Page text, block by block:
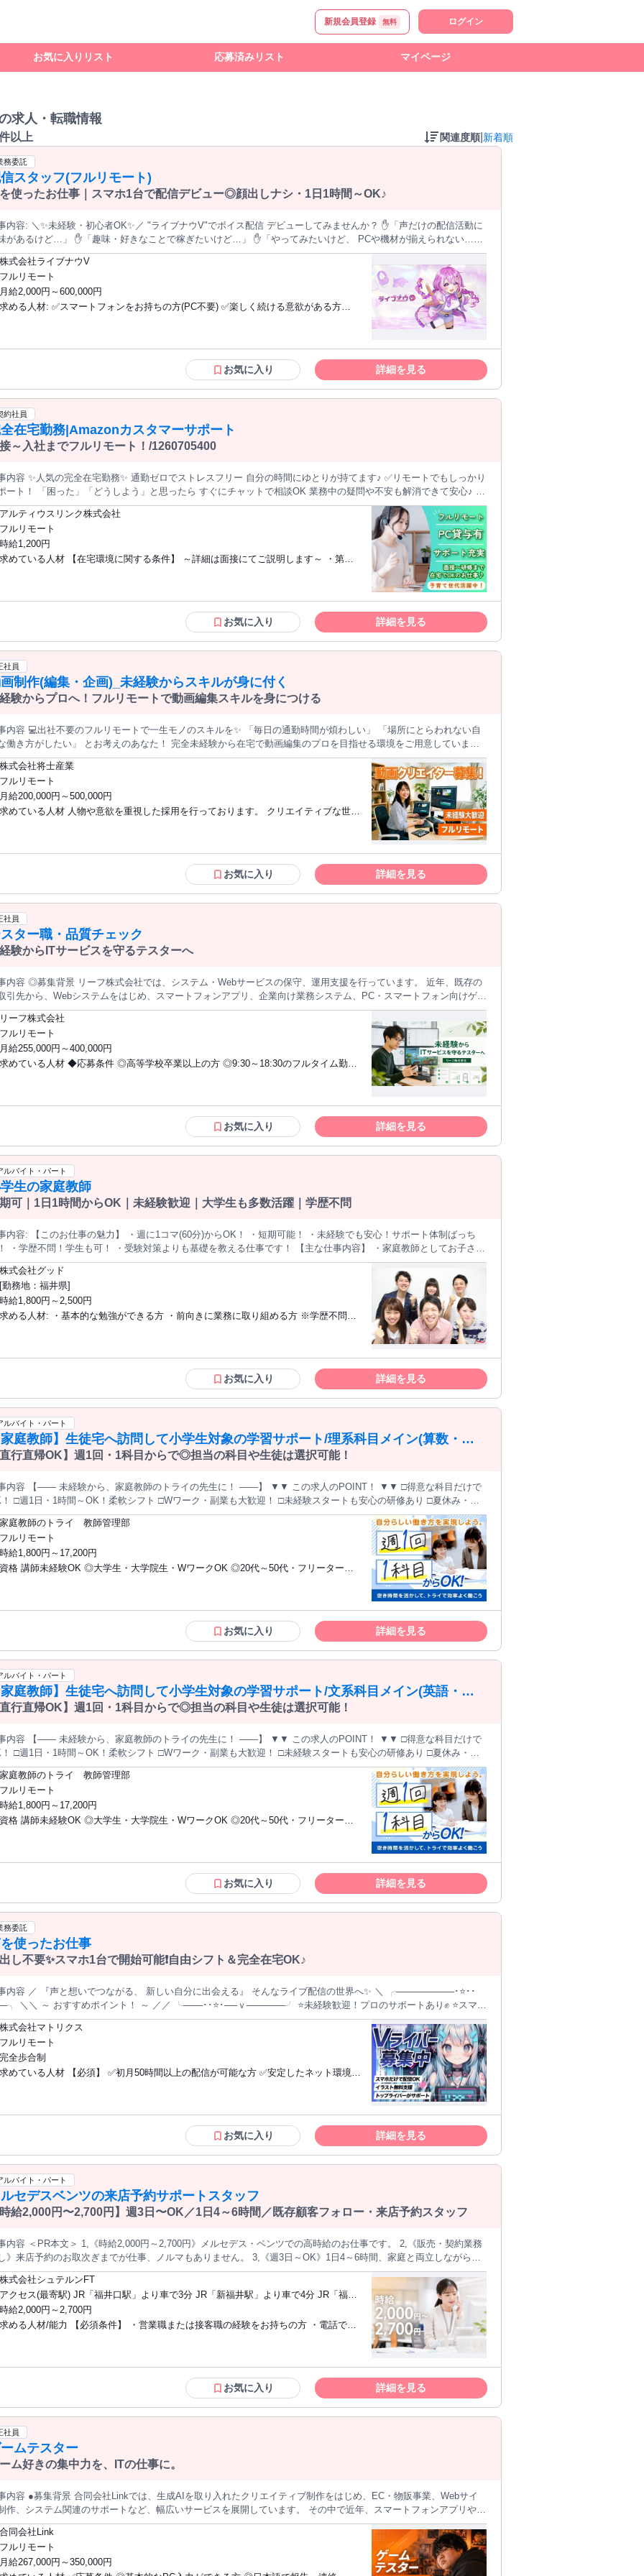
新規会員登録 無料 ログイン
お気に入りリスト 応募済みリスト マイページ
求人・転職情報
以上 関連度順 新着順
務委託
スタッフ(フルリモート)
使ったお仕事｜スマホ1台で配信デビュー◎顔出しナシ・1日1時間～OK♪
ブナウV"でボイス配信 デビューしてみませんか？ ✋「声だけの配信活動に
「趣味・好きなことで稼ぎたいけど…」 ✋「やってみたいけど、 PCや機材が揃えられない…」
と一歩が踏み出せないあなたへ。 誰かの「推し」になるのは、 特別な人だけじゃない。 あなたの“声”や“想
かの毎日を明るくします。 一緒に、あなたらしい配信を 始めてみませんか？ まずはお気軽にお問い合わせ
・✦✦・┈┈┈┈┈ ・✦ ⚡⸜⸜ スマホ1台＆自宅で完結❗ ⸝⸝⚡
✅顔出し不要・ボイスOnly 声だけで活動するお仕事♬ ✅スマホ1台でスタート可
どこでもOKの完全在宅ワーク♪ ✅週1〜、1時間〜シフト自由◎ 副業・Wワークや学業とも両立可能！ ✅成果
といった初期コストは 一切ナシ、費用0円でスタート◎ 事前に必要な知識のレクチャー
信デビューも可能です◎ ✦・┈┈┈┈┈ ・✦✦・┈┈┈┈┈ ・✦
株式会社ライブナウV
フルリモート
月給2,000円～600,000円
求める人材: ✅スマートフォンをお持ちの方(PC不要) ✅楽しく続ける意欲がある方
｡.ꕤ‿ꕤ.｡｡.ꕤ‿ꕤ.｡｡.ꕤ‿ꕤ.｡｡.ꕤ‿ꕤ.｡｡.ꕤ‿ꕤ.｡ ☘フリーターOK ☘主婦・主夫OK ☘大
学生OK ☘副業・WワークOK ☘学歴・経験不問 ☘未経験者歓迎 ☘経験者歓迎 「配信
にチャレンジしたい」 応募理由はそれだけでOK♪ どうぞお気軽にご応募ください！
｡.ꕤ‿ꕤ.｡｡.ꕤ‿ꕤ.｡｡.ꕤ‿ꕤ.｡｡.ꕤ‿ꕤ.｡｡.ꕤ‿ꕤ.｡
お気に入り 詳細を見る
約社員
在宅勤務|Amazonカスタマーサポート
～入社までフルリモート！/1260705400
気の完全在宅勤務✨ 通勤ゼロでストレスフリー 自分の時間にゆとりが持てます♪ ✅リモートでもしっかり
ート！ 「困った」「どうしよう」と思ったら すぐにチャットで相談OK 業務中の疑問や不安も解消できて安心♪ ＼
レーターデビュー応援／ 研修・OJT修了後、 お客様対応の独り立ち認定で ギフト券10,000円分支給！ ※支給条件
務手当あり 初めての方も安心してスタート
き、研修も来社不要！ 全てリモートで完結できるので 遠方からの応募も安心♪ 全国ど
ご応募いただけます◎ 【仕事内容】 在宅コールセンターオペレーター！ 大手通販サイト「Amazon」の 問
のカスタマーサービス業務 を請け負っています。当社の従業員として カスタマーサ
✨この仕事が気になったら詳細へGo！
staff/detail/1807.html ★設問回答（主に自宅環境について） ★マイミル登録 ➡基本情報 ➡タイピングテス
きませんのでご注意ください。 ご登録後1次選考を行い次のステップに 進まれる方は面接予約のメールを
・・・・・・・・・・・・・・・・・・・ 【入社日】 9月1日(火)・9月15日(火) 【研修】 座学2週
週間 ・入社初日：9:00-18:00 ・2日目以降：8:50-18:00 ※研修期間中は土日休み（祝日は研修あり） ※座学参
同時給） ＜こんな経験が活かせる＞ ・販売 ・接客 ・テレフォンアポインター ・データ入力 ・テレフ
オペレーター ・テレアポスタッフ ・事務パート
アルティウスリンク株式会社
フルリモート
時給1,200円
求めている人材 【在宅環境に関する条件】 ～詳細は面接にてご説明します～ ・第三
スマートウォッチ/カメラ 等記憶媒体は業務スペースに持ち込まない ・有線でネット
【PC基本操作ができる方】 ・話しながらコピーや貼り付けができる ・複数タブ、ア
プリ等の操作に慣れている ・操作方法を見たり、聞いたりして操作できる ・PC再起
動、キャッシュのクリアなど PCのトラブルシューティングに対応できる 【応募条
件】 ・入社＆研修日に参加できる方 ・経験不問 ・ブランク歓迎 ・定年制度あり ・午
後10時～午前5時までは深夜業のため 18歳以上の応募のみ
お気に入り 詳細を見る
社員
制作(編集・企画)_未経験からスキルが身に付く
験からプロへ！フルリモートで動画編集スキルを身につける
内容 💻出社不要のフルリモートで一生モノのスキルを✨ 「毎日の通勤時間が煩わしい」 「場所にとらわれない自
方がしたい」 とお考えのあなた！ 完全未経験から在宅で動画編集のプロを目指せる環境をご用意していま
120本もの充実した研修動画と先輩たちの手厚いサポートがあるため、「何から始めればいいかわからない」とい
も安心してクリエイターへの第一歩を踏み出せます。 【具体的な業務内容】 映像制作の基礎をしっかりと学ん
、チームの一員として以下の業務をお任せします。 ✅️YouTubeやTikTokなどのSNS向けショート動画の編集業務 ✅️
向けブランディング動画の制作補助 ✅️自社オリジナル動画の企画および運用サポート 【未経験からプロになる3ス
プ】 🔰基礎学習の徹底 代表直伝の研修動画120本を活用し、ご自宅でいつでも自分のペースで学べます。 🔰安心
実務スタート 先輩のフォロー体制のもと簡単な編集から始められるため、わからないことはすぐに解消できます。
ディレクターへの道 技術を磨いた後は、企画から運用まで幅広い業務を担当するプロフェッショナルへと成長できま
株式会社将士産業
フルリモート
月給200,000円～500,000円
求めている人材 人物や意欲を重視した採用を行っております。 クリエイティブな世界
る手に職をつけたい方 ⭕️新しいツールや技術を吸収することが好きな方 ⭕️フルリモー
ト環境において自己管理を徹底できる方 ⭕️チームメンバーと前向きにコミュニケーシ
お気に入り 詳細を見る
社員
ター職・品質チェック
験からITサービスを守るテスターへ
リーフ株式会社では、システム・Webサービスの保守、運用支援を行っています。 近年、既存の
引先から、Webシステムをはじめ、スマートフォンアプリ、企業向け業務システム、PC・スマートフォン向けゲー
の動作確認や品質チェックに関するご依頼が増えています。 今後の受注拡大とサポート体制の強化に向けて、シ
やアプリのテスト業務を担当する正社員を募集中です。 IT業界での経験や専門知識、プログラミング経験は問い
スをよく利用する」 「ゲームやデジタルコンテンツに興味がある」 「決めら
順でコツコツ進めることが得意」 「細かな違いや変化によく気づく」 そんな方が、IT業界への第一歩を踏み出
◎仕事内容 システム、Webサービス、スマートフォンアプリ、ゲームなどを実際に操作し、仕様
営業履歴を管理するCRMシステム ・売上、経費、入出金などを管理する会計システム ・商品の受注、発注、在庫
管理するシステム ・勤怠管理、給与計算、社内申請などの業務システム ・予約管理、決済、POSレジ関連システム
企業や店舗が利用するWebサービス ・スマートフォン向けアプリ ・PC、スマートフォン向けゲーム ・新しく追加さ
新後のサービス など ◆具体的な業務 ・仕様書やチェックリストの確認 ・指定された手順でのシステム、
が正しく行われるかの確認 ・入力した情報が正しく反映されるかのチェック ・計算結果や帳票に誤りがないかの
・異なる端末やブラウザでの表示確認 ・ゲーム内の画面、音声、操作性、進行状況のチェック ・エラーや不具合
録 ・確認結果のデータ入力、レポート作成 ・担当者や開発メンバーへの結果共有 ・修正された箇所の再チェック
検索できるか」 「営業履歴や対応内容が正しく表示されるか」 ◆会計・業務システム 「入力した金額が正しく
されるか」 「売上や経費が指定された項目へ反映されるか」 「帳票や一覧表が正しい内容で出力されるか」
ービス・スマートフォンアプリ 「ボタンを押すと指定された画面へ移動するか」 「文字や画像が崩れずに表
れるか」 「入力した内容が正しく登録、保存されるか」 「端末やブラウザが変わっても正常に利用できるか」 ◆
タルコンテンツ 「決められた操作で正常に進行するか」 「キャラクターやアイテムが仕様どおりに動く
「画面が停止したり強制終了したりしないか」 「映像や音声のタイミングにずれがないか」 サービスの種類は異
ますが、基本となるのは「決められた条件で操作し、想定どおりに動くかを確認すること」です。 ゲームを自由に
イするだけの仕事ではありません。小さな違和感や不具合を見つけ、利用者が安心してサービスを使える状態を支
など、少しずつ担当できる業務を増やしていきます。 分からないことを確認しながら進められるため、未経験の
に仕事を覚えられます。 ◎この仕事のポイント ◆未経験からIT業界に挑戦できる ◆プログラミング経験が
ても始められる ◆ゲームから業務システムまで幅広く関われる ◆チェック項目や手順が決められた業務が中心 ◆
本的なPCスキルやIT知識が身につく ◆品質管理やシステム運用につながる経験を積める
リーフ株式会社
フルリモート
月給255,000円～400,000円
求めている人材 ◆応募条件 ◎高等学校卒業以上の方 ◎9:30～18:30のフルタイム勤務
を守れる方 ◎新しいシステムや業務知識を前向きに学べる方 ◎業務に使用できる安定
ンアプリに興味がある方 ◇Webサービスや業務システムを日常的に利用する方 ◇同じ
確認作業にも丁寧に取り組める方 ◇文字、数字、画面表示などの小さな違いに気づけ
る方 ◇一人で集中する作業と、チームでの連携を両立できる方 ◇分からないことをそ
のままにせず質問できる方 ◇チャットやWeb会議で報告・相談ができる方 ◇接客中心
ではなく、PCを使用する仕事に興味がある方 ◇未経験からIT分野の正社員を目指した
職未経験の方 ◇第二新卒、既卒の方 ◇フリーターから正社員を目指している方 ◇初
めて転職する方 ◇オフィスワークやリモートワークが初めての方 ◇ゲーム、PC、ス
マートフォンアプリが好きな方 ◇CRM、会計、勤怠管理などの業務システムを使用し
た経験がある方 ◇Uターン・Iターンを希望する方
お気に入り 詳細を見る
ルバイト・パート
生の家庭教師
可｜1日1時間からOK｜未経験歓迎｜大学生も多数活躍｜学歴不問
マ(60分)からOK！ ・短期可能！ ・未経験でも安心！サポート体制ばっち
・学歴不問！学生も可！ ・受験対策よりも基礎を教える仕事です！ 【主な仕事内容】 ・家庭教師としてお子さん
サポート ・家庭教師会社への報告・連絡・相談 =============================================
生を対象としたお子さんへの家庭教師のお仕事です。 お子さんの苦手科目の基礎を中心として指導していきます。
が得意ではない生徒さんに勉強の基礎を丁寧に教えるお仕事です。 できないところのフォローという形での家庭教
プロ家庭教師ではないので、 家庭教師が未経験でも安心！！
【募集教科の選択肢一覧】 国語、算数、理科、社会、英
現代文、古文、漢文、数学、地学、物理、生物、化学、歴史(日本史・世界史)、地理、現代社会、倫理、政治経済な
株式会社グッド
[勤務地：福井県]
時給1,800円～2,500円
求める人材: ・基本的な勉強ができる方 ・前向きに業務に取り組める方 ※学歴不問で
・経験者歓迎 ・高校卒業 ・現役大学生歓迎 ・4年制大学卒以上の方 ・新社会人 ・社
会人 ・副業・複業をお探しの方 ・ダブルワークしたい方 など 【求める人物像】 人
経験がある大学生、試験監督、塾講師、英語講師、教員を目指している方、英語を使
えるアルバイト、英会話講師、インストラクター、学習塾講師、予備校講師、個別指
導塾、教員免許取得者、英語教師、子供英会話講師、チューターなど教育関係に興味
のある方が活躍中！ その他、アルバイト・パートが初めての方、大学生歓迎のアルバ
されている方も歓迎！
お気に入り 詳細を見る
ルバイト・パート
家庭教師】生徒宅へ訪問して小学生対象の学習サポート/理系科目メイン(算数・理
など)
直行直帰OK】週1回・1科目からで◎担当の科目や生徒は選択可能！
内容 【―― 未経験から、家庭教師のトライの先生に！ ――】 ▼▼ この求人のPOINT！ ▼▼ □得意な科目だけで
□週1日・1時間～OK！柔軟シフト □Wワーク・副業も大歓迎！ □未経験スタートも安心の研修あり □夏休み・冬
ど短期集中も歓迎 □『個別教室のトライ』とのハイブリッド勤務も可能！ 得意分野の知識と経験を、トライで活
ませんか？ ￣￣￣￣￣￣￣￣￣￣￣￣￣￣￣ 「指導経験は無いけれど大丈夫かな…？」 そんな方も、大歓迎！ 教
のは得意科目だけでOK！ コツや進め方は事前研修でレクチャーいたします。 また、生徒専属の"教育プランナ
が、 指導に必要なカリキュラムの用意や、 各家庭のフォローアップをサポートします。 授業は"完全マンツーマ
公式を覚える、単語を丸暗記するだけじゃなく、 「どうしてそうなるの？」を一緒に考える時間です。 あなたの
教師のトライ』の先生として、小学生への教科指導をお願いします 。 教室へ寄る手間はなく、生徒さんの家へ「直
直帰」できるのが家庭教師のポイントです。 移動の負担が少ない分、学校帰りや仕事帰りなどのスキマ時間をその
対策をしたい」といった学習面の希望はもちろん、 なかには「集団生活が少し苦手」「自分のペースで勉強を進めた
というお子さんもいます 。 生徒さんと信頼関係を築きながら、状況に合わせた学習のサポートをお願いします。
ら、 生徒さんがリラックスして学べる雰囲気を作ってあげてください。 ＼ 得意科目だけでOK！ ／ ￣￣￣￣￣
￣￣￣￣￣￣ 算数・国語・英語など、あなたの得意科目から担当OK！ ■ 一人ひとりに合わせたオーダーメイドの
業 ・学校の予習・復習やテスト対策 ・苦手なところをじっくり克服する指導 ・季節講習での短期集中指導 生徒さん
りで頑張るイメージがあるかもしれませんが、トライには先生専属の教育プランナーがいます。 指導プラン作成や
庭とのやり取り、困った時のフォローはプランナーが引き受けるので、あなたは目の前の生徒さんに集中できる環
1日1時間～OK ―――――】 ・平日の夕方に1コマだけ ・土日にまとめて働きたい ・
みはガッツリ入りたい！ ・テスト期間はシフトを減らしたい など、働き方の希望も柔軟に対応！ ◎自分のペース
ます！ 【――――― 未経験でも安心スタート！ ―――――】 ■サポート内容いろいろ ・指導前に事前
あり！ ・教材やマニュアルはトライが用意 ・コミュニケーションのコツも研修で学べる ・困ったときは教育プラ
に相談OK ◎未経験からでも安心して始められる環境です！ ■安心のサポート体制！ 家庭教師のトライには、教
は別に「教育プランナー」が在籍。 各家庭を訪問する先生たちをフォローしています。 授業の進め方や保護者対
わず活躍中！ 現役の大学生や大学院生、社会人、主婦、シニアなど様々な年代の方が活躍中です！ 大学生・大学院
なので、 主婦（夫）さんや副業をお探しの社会人の方も柔軟に働くことのできる環境です。 テストや部活・サーク
のスケジュールに合わせて働けるので忙しい学生の方でも安心してください！ 家庭教師の生徒さんをご紹介出来ない
でも、近隣の「個別教室のトライ」で同じように働くことも可能です◎
家庭教師のトライ 教師管理部
フルリモート
時給1,800円～17,200円
資格 講師未経験OK ◎大学生・大学院生・WワークOK ◎20代～50代・フリーター・
して働きたい方 ＼ こんな方、ぜひ！ ／ ￣￣￣￣￣￣￣￣￣￣￣ ・得意科目・分野を
活かして働きたい ・大学受験の知識を活かして働きたい ・人に教えることや、話すこ
とが好き ・誰かに喜んでもらえる仕事がしたい ・完全在宅でできるバイトがいい
お気に入り 詳細を見る
ルバイト・パート
家庭教師】生徒宅へ訪問して小学生対象の学習サポート/文系科目メイン(英語・国
など)
直行直帰OK】週1回・1科目からで◎担当の科目や生徒は選択可能！
内容 【―― 未経験から、家庭教師のトライの先生に！ ――】 ▼▼ この求人のPOINT！ ▼▼ □得意な科目だけで
□週1日・1時間～OK！柔軟シフト □Wワーク・副業も大歓迎！ □未経験スタートも安心の研修あり □夏休み・冬
ど短期集中も歓迎 □『個別教室のトライ』とのハイブリッド勤務も可能！ 得意分野の知識と経験を、トライで活
ませんか？ ￣￣￣￣￣￣￣￣￣￣￣￣￣￣￣ 「指導経験は無いけれど大丈夫かな…？」 そんな方も、大歓迎！ 教
のは得意科目だけでOK！ コツや進め方は事前研修でレクチャーいたします。 また、生徒専属の"教育プランナ
が、 指導に必要なカリキュラムの用意や、 各家庭のフォローアップをサポートします。 授業は"完全マンツーマ
公式を覚える、単語を丸暗記するだけじゃなく、 「どうしてそうなるの？」を一緒に考える時間です。 あなたの
教師のトライ』の先生として、小学生への教科指導をお願いします 。 教室へ寄る手間はなく、生徒さんの家へ「直
直帰」できるのが家庭教師のポイントです。 移動の負担が少ない分、学校帰りや仕事帰りなどのスキマ時間をその
対策をしたい」といった学習面の希望はもちろん、 なかには「集団生活が少し苦手」「自分のペースで勉強を進めた
というお子さんもいます 。 生徒さんと信頼関係を築きながら、状況に合わせた学習のサポートをお願いします。
ら、 生徒さんがリラックスして学べる雰囲気を作ってあげてください。 ＼ 得意科目だけでOK！ ／ ￣￣￣￣￣
￣￣￣￣￣ 算数・国語・英語など、あなたの得意科目から担当OK！ ■ 一人ひとりに合わせたオーダーメイドの
・学校の予習・復習やテスト対策 ・苦手なところをじっくり克服する指導 ・季節講習での短期集中指導 生徒さん
りで頑張るイメージがあるかもしれませんが、トライには先生専属の教育プランナーがいます。 指導プラン作成や
庭とのやり取り、困った時のフォローはプランナーが引き受けるので、あなたは目の前の生徒さんに集中できる環
1日1時間～OK ―――――】 ・平日の夕方に1コマだけ ・土日にまとめて働きたい ・
みはガッツリ入りたい！ ・テスト期間はシフトを減らしたい など、働き方の希望も柔軟に対応！ ◎自分のペース
ます！ 【――――― 未経験でも安心スタート！ ―――――】 ■サポート内容いろいろ ・指導前に事前
あり！ ・教材やマニュアルはトライが用意 ・コミュニケーションのコツも研修で学べる ・困ったときは教育プラ
に相談OK ◎未経験からでも安心して始められる環境です！ ■安心のサポート体制！ 家庭教師のトライには、教
は別に「教育プランナー」が在籍。 各家庭を訪問する先生たちをフォローしています。 授業の進め方や保護者対
なので、 主婦（夫）さんや副業をお探しの社会人の方も柔軟に働くことのできる環境です。 テストや部活・サーク
のスケジュールに合わせて働けるので忙しい学生の方でも安心してください！ 家庭教師の生徒さんをご紹介出来ない
でも、近隣の「個別教室のトライ」で同じように働くことも可能です◎
家庭教師のトライ 教師管理部
フルリモート
時給1,800円～17,200円
資格 講師未経験OK ◎大学生・大学院生・WワークOK ◎20代～50代・フリーター・
して働きたい方 ＼ こんな方、ぜひ！ ／ ￣￣￣￣￣￣￣￣￣￣￣ ・得意科目・分野を
活かして働きたい ・大学受験の知識を活かして働きたい ・人に教えることや、話すこ
とが好き ・誰かに喜んでもらえる仕事がしたい ・完全在宅でできるバイトがいい
お気に入り 詳細を見る
務委託
使ったお仕事
し不要✨スマホ1台で開始可能❗自由シフト＆完全在宅OK♪
『声と想いでつながる、 新しい自分に出会える』 そんなライブ配信の世界へ✨ ＼ ╭─────────･⭐･･
＼＼ ～ おすすめポイント！ ～ ／／ ╰───･･⭐･──ｖ──────╯ ⭐未経験歓迎！プロのサポートあり✊ ⭐スマホ
でOK！機材や顔出しも不要 ⭐自由に自宅勤務♪副業・Wワークも◎ ⭐スケジュール自由！1日1時間〜OK ⭐キャラク
アプリも会社が用意♪ ⭐スキルに応じ報酬アップのチャンスも！ ★━━━━━━━━━━━━…‥・・・ ⏩【ど
？】 ●配信アプリ『IRIAM』を使って 自分の声×アバターでライブ配信✨ ●雑談、歌、ASMR、ゲーム実況な
1日1時間でも、ガッツリでもOK！ ⏩【活
ート体制も万全！】 ●1対1の専属マネージャーが付き、 活動方法や配信ノウハウをサポート◎ ●キャラデザイン
株式会社マトリクス
フルリモート
完全歩合制
求めている人材 【必須】 ✅初月50時間以上の配信が可能な方 ✅安定したネット環境＋
いう方 ☘ファンと交流するのが好きな方 ✨あなたの「好き」を武器に、 新しい世界へ
者歓迎 ⏩学歴不問 ⏩学生歓迎 ⏩フリーター歓迎 ⏩ブランクOK ⏩WワークOK（副
業） ⏩男性活躍中 ⏩女性活躍中 ⏩20代・30代活躍中 ――― ⋆⋅☆⋅⋆ ―――― ⋆⋅☆⋅⋆
――― ＜活かせる経験・スキルなど＞ 配信者、Vtuber、ライバー YouTuber、ストリ
ーマー、声優活動 ナレーション、司会、舞台・演劇経験 アイドル活動、アーティスト
活動 カスタマー対応、コールセンター業務 接客・販売スタッフ、イベント司会進行
―――― ⋆⋅☆⋅⋆ ―――
お気に入り 詳細を見る
ルバイト・パート
セデスベンツの来店予約サポートスタッフ
時給2,000円〜2,700円】週3日〜OK／1日4～6時間／既存顧客フォロー・来店予約スタッフ
内容 ＜PR本文＞ 1,《時給2,000円～2,700円》メルセデス・ベンツでの高時給のお仕事です。 2,《販売・契約業務
》来店予約のお取次ぎまでが仕事、ノルマもありません。 3,《週3日～OK》1日4～6時間、家庭と両立しながら働
す。 4,《営業経験者歓迎》保険・住宅・ディーラー・金融・法人営業など、幅広い経験を歓迎します。 5,《ブラン
・主婦(夫)歓迎》子育てが一段落した方も安心してスタートできます。 ＜仕事内容＞ 既存のお客様へのお電話を
て、来店予約の取得を行っていただくお仕事です。車検・点検入庫のお客様や、長期間ご来店のないお客様へのフ
ーが中心となります。 (※新規開拓営業・飛び込み営業・販売契約業務はありません) ▽詳細▽ ・顧客リストの確
既存顧客への電話連絡 ・車検・点検入庫顧客へのフォロー ・長期間ご来店のないお客様へのご案内 ・お客様ニー
仕事」ではなく「つなぐ仕事」。契約や商談は営業スタッフが担当し、ノルマもありません。ブランクのある方でも
ートできます。 ■営業・接客経験がそのまま強みになる 保険営業、住宅営業、ディーラー営業、金融営
、法人営業、百貨店外商など、様々な経験が活かせます。電話でのコミュニケーションが得意な方、高級ブランドに
しい丁寧な対応ができる方に向いています。 ■家庭と両立しやすい高時給パート 週3～5日、1日4～6時間勤務。
2,000円～2,700円で、経験・実績に応じて決定します(月収例：時給2,500円×5時間×月12日勤務＝月収15万円)。
株式会社シュテルンFT
アクセス(最寄駅) JR「福井口駅」より車で3分 JR「新福井駅」より車で4分 JR「福井
駅」より車で6分 ★マイカー通勤OK！
時給2,000円～2,700円
求める人材/能力 【必須条件】 ・営業職または接客職の経験をお持ちの方 ・電話での
営業経験 ・百貨店外商経験 ・コールセンター経験 ・ブランクのある方歓迎 ・子育て
お気に入り 詳細を見る
社員
ムテスター
ム好きの集中力を、ITの仕事に。
合同会社Linkでは、生成AIを取り入れたクリエイティブ制作をはじめ、EC・物販事業、Webサイ
作、システム関連のサポートなど、幅広いサービスを展開しています。 その中で近年、スマートフォンアプリや
ーム、Webサービスに関する動作確認・品質チェックのご相談が増加しています。 今後も安定してご依頼に対応
る体制を整えるため、新たにテスト業務を担当していただくスタッフを募集します。 お任せするのは、ゲームやア
をユーザーと同じように操作し、表示や動作に問題がないかを確認する仕事です。 特別なIT経験やプログラミング
ありません。 「ゲームをすることが好き」 「スマホやパソコンをよく使う」 「一人で集中して進める作
合同会社Link
フルリモート
月給267,000円～350,000円